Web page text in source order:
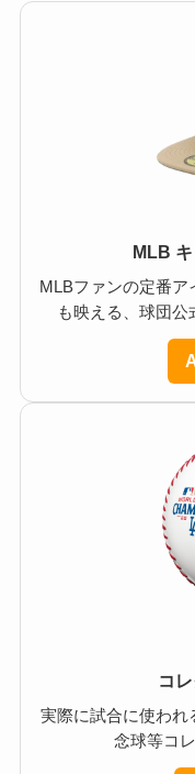
MLB
MLBファンの定番
も映える、球団公
コ
実際に試合に使われ
念球等コ